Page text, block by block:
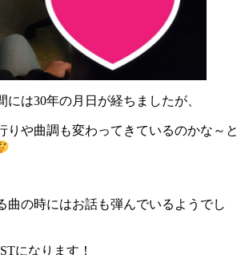
には30年の月日が経ちましたが、
りや曲調も変わってきているのかな～と
曲の時にはお話も弾んでいるようでし
になります！